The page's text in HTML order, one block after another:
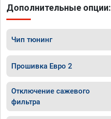
Дополнительные опции:
Чип тюнинг
Прошивка Евро 2
Отключение сажевого
фильтра